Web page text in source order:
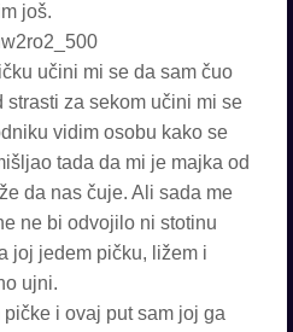
još.
učini mi se da sam čuo
strasti za sekom učini mi se
vidim osobu kako se
tada da mi je majka od
da nas čuje. Ali sada me
ne bi odvojilo ni stotinu
joj jedem pičku, ližem i
ujni.
i ovaj put sam joj ga